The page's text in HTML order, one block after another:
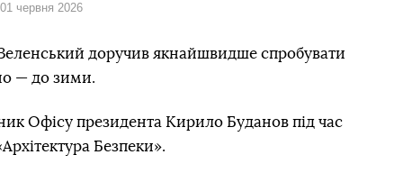
червня 2026
доручив якнайшвидше спробувати
— до зими.
Офісу президента Кирило Буданов під час
Безпеки».